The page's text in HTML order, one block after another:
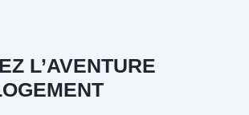
L’AVENTURE